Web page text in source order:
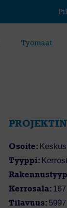
Työmaat
Osoite:
Tyyppi:
Kerrosala:
Tilavuus: